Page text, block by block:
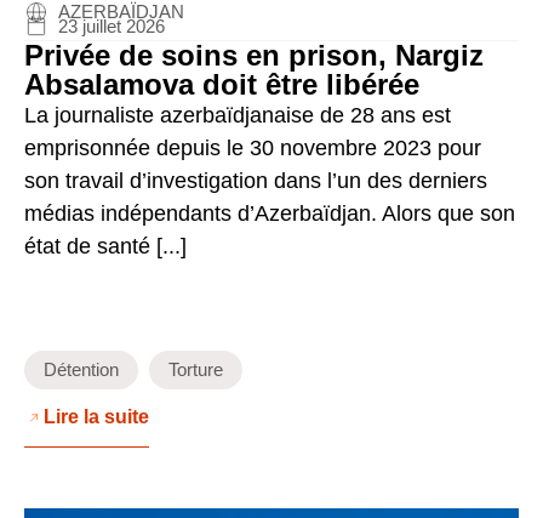
AZERBAÏDJAN
23 juillet 2026
Privée de soins en prison, Nargiz
Absalamova doit être libérée
La journaliste azerbaïdjanaise de 28 ans est
emprisonnée depuis le 30 novembre 2023 pour
son travail d’investigation dans l’un des derniers
médias indépendants d’Azerbaïdjan. Alors que son
état de santé [...]
Détention Torture
Lire la suite